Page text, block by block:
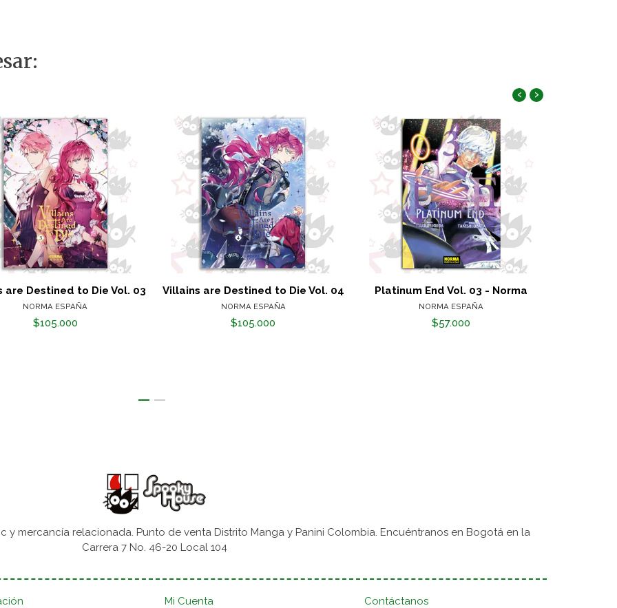
are Destined to Die Vol. 03
NORMA ESPAÑA
$105.000
Villains are Destined to Die Vol. 04
NORMA ESPAÑA
$105.000
Platinum End Vol. 03 - Norma
NORMA ESPAÑA
$57.000
‹ ›
y mercancía relacionada. Punto de venta Distrito Manga y Panini Colombia. Encuéntranos en Bogotá en la
Carrera 7 No. 46-20 Local 104
Mi Cuenta Contáctanos